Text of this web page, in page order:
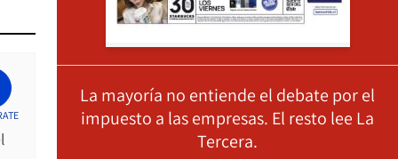
La mayoría no entiende el debate por el
impuesto a las empresas. El resto lee La
Tercera.